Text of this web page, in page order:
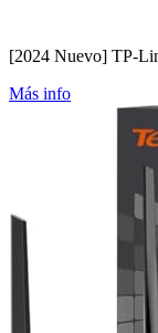
[2024 Nuevo] TP-
Más info